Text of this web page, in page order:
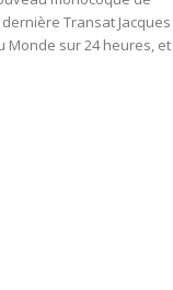
Transat Jacques
Monde sur 24 heures,